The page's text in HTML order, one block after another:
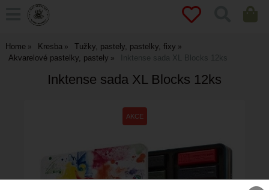
Home Kresba
Tužky, pastely, pastelky, fixy
Akvarelové pastelky, pastely
Inktense sada XL Blocks 12ks
Inktense sada XL Blocks 12ks